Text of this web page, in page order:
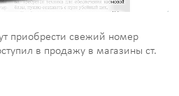
приобрести свежий номер
в продажу в магазины ст.